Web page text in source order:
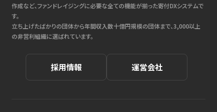
作成など、ファンドレイジングに必要な全ての機能が揃った寄付DXシステムで
す。
立ち上げたばかりの団体から年間収入数十億円規模の団体まで、3,000以上
の非営利組織に選ばれています。
採用情報 運営会社